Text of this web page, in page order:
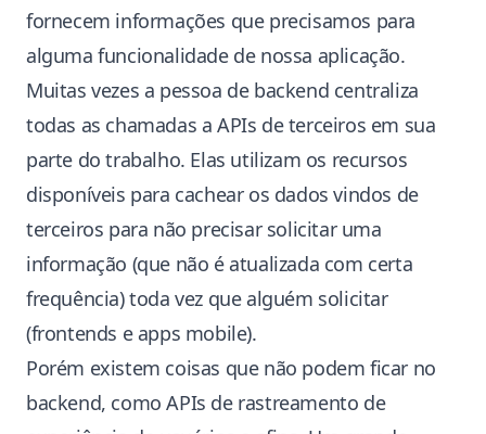
fornecem informações que precisamos para
alguma funcionalidade de nossa aplicação.
Muitas vezes a pessoa de backend centraliza
todas as chamadas a APIs de terceiros em sua
parte do trabalho. Elas utilizam os recursos
disponíveis para cachear os dados vindos de
terceiros para não precisar solicitar uma
informação (que não é atualizada com certa
frequência) toda vez que alguém solicitar
(frontends e apps mobile).
Porém existem coisas que não podem ficar no
backend, como APIs de rastreamento de